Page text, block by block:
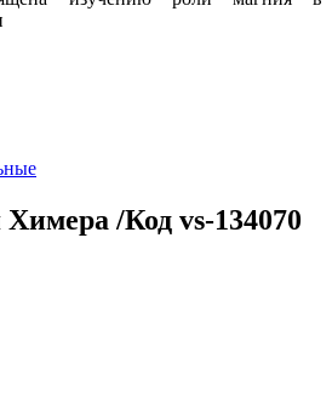
/Код vs-134070